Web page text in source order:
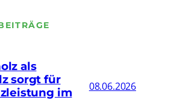
als
sorgt für
im
08.06.2026